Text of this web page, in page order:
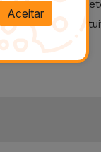
não
a no ecrã
da iServices.
Aceitar